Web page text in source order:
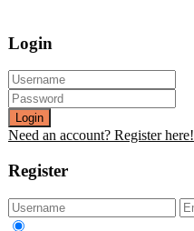
Login
Login
Need an account? Register here!
Register